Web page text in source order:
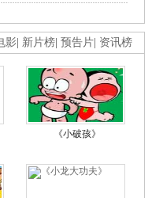
影 新片榜 预告片 资讯榜
《小破孩》